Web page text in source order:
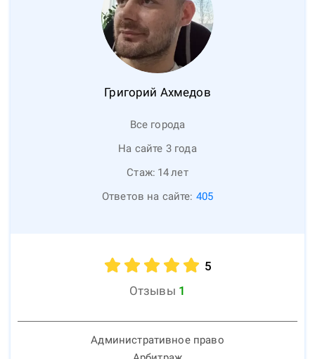
Григорий Ахмедов
Все города
На сайте 3 года
Стаж: 14лет
Ответов на сайте: 405
5
Отзывы 1
Административное право